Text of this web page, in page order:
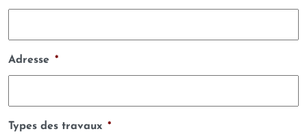
Adresse *
Types des travaux *